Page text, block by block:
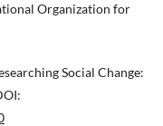
Organization for
Social Change: